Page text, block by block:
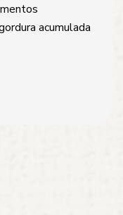
acumulada